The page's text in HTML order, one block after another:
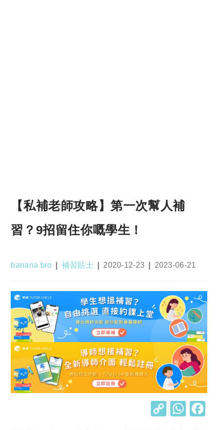
【私補老師攻略】第一次幫人補
習？9招留住你嘅學生！
Post
banana bro
Post
補習貼士
Post
2020-12-23
Post
2023-06-21
C W